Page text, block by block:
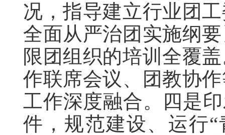
况，指导建立行业团
全面从严治团实施纲
限团组织的培训全覆
作联席会议、团教协
工作深度融合。四是
件，规范建设、运行